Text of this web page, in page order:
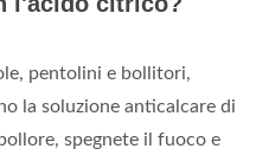
pentolini e bollitori,
la soluzione anticalcare di
spegnete il fuoco e